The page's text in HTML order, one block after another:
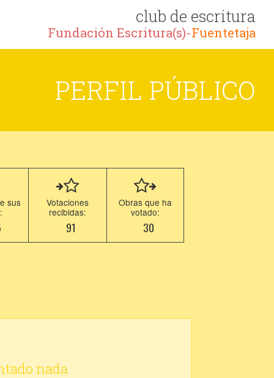
club de escritura
Fundación Escritura(s)-Fuentetaja
PERFIL PÚBLICO
sus
Votaciones
recibidas:
91
Obras que ha
votado:
30
nada